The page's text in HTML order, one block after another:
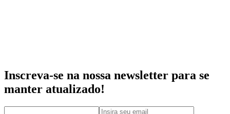
Inscreva-se na nossa newsletter para se
manter atualizado!